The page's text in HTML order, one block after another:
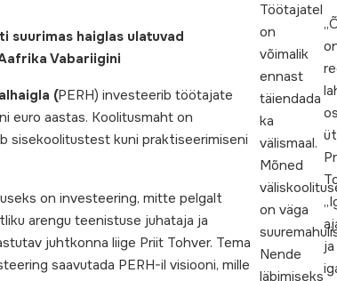
suurimas haiglas ulatuvad
Vabariigini
(PERH) investeerib töötajate
euro aastas. Koolitusmaht on
sisekoolitustest kuni praktiseerimiseni
on investeering, mitte pelgalt
arengu teenistuse juhataja ja
juhtkonna liige Priit Tohver. Tema
saavutada PERH-il visiooni, mille
Töötajatel
on
võimalik
ennast
täiendada
ka
välismaal.
Mõned
on väga
Nende
läbimiseks
ja